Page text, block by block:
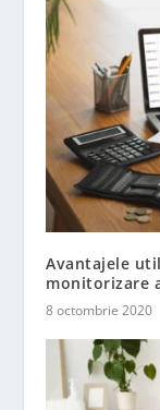
Avantajele
monitorizare
8 octombrie 2020